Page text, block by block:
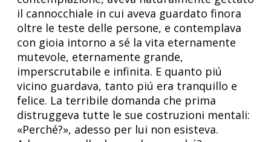
il cannocchiale in cui aveva guardato finora
oltre le teste delle persone, e contemplava
con gioia intorno a sé la vita eternamente
mutevole, eternamente grande,
imperscrutabile e infinita. E quanto piú
vicino guardava, tanto piú era tranquillo e
felice. La terribile domanda che prima
distruggeva tutte le sue costruzioni mentali:
«Perché?», adesso per lui non esisteva.